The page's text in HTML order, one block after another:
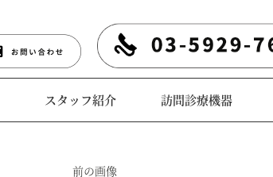
スタッフ紹介 訪問診療機器
前の画像